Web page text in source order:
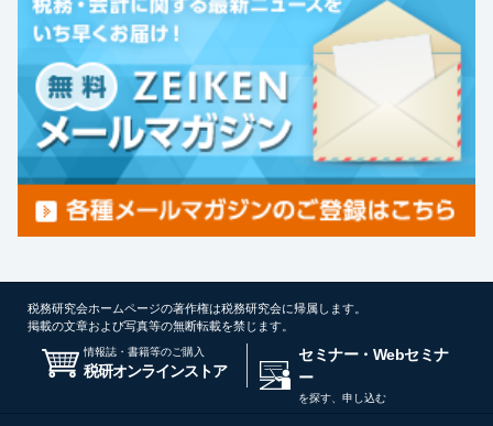
税務研究会ホームページの著作権は税務研究会に帰属します。
掲載の文章および写真等の無断転載を禁じます。
情報誌・書籍等のご購入
税研オンラインストア
セミナー・Webセミナ
ー
を探す、申し込む